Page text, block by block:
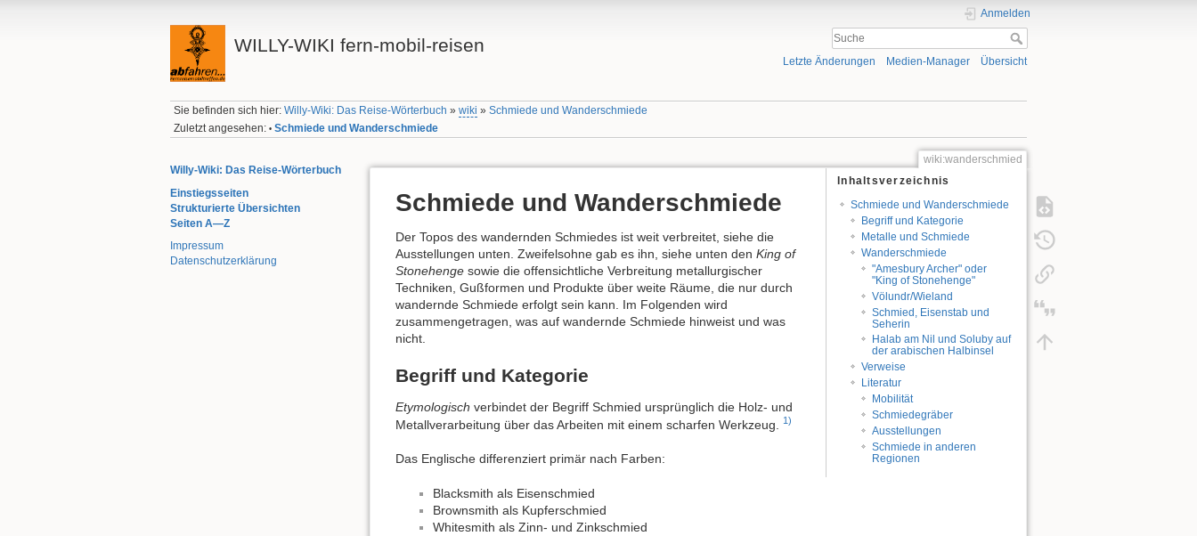
WILLY-WIKI fern-mobil-reisen
Anmelden
Letzte Änderungen Medien-Manager Übersicht
Sie befinden sich hier:Willy-Wiki: Das Reise-Wörterbuch »wiki »Schmiede und Wanderschmiede
Zuletzt angesehen: • Schmiede und Wanderschmiede
Willy-Wiki: Das Reise-Wörterbuch
Einstiegsseiten
Strukturierte Übersichten
Seiten A—Z
Impressum
Datenschutzerklärung
wiki:wanderschmied
Inhaltsverzeichnis
Schmiede und Wanderschmiede
Begriff und Kategorie
Metalle und Schmiede
Wanderschmiede
"Amesbury Archer" oder
"King of Stonehenge"
Völundr/Wieland
Schmied, Eisenstab und
Seherin
Halab am Nil und Soluby auf
der arabischen Halbinsel
Verweise
Literatur
Mobilität
Schmiedegräber
Ausstellungen
Schmiede in anderen
Regionen
Schmiede und Wanderschmiede
Der Topos des wandernden Schmiedes ist weit verbreitet, siehe die
Ausstellungen unten. Zweifelsohne gab es ihn, siehe unten den King of
Stonehenge sowie die offensichtliche Verbreitung metallurgischer
Techniken, Gußformen und Produkte über weite Räume, die nur durch
wandernde Schmiede erfolgt sein kann. Im Folgenden wird
zusammengetragen, was auf wandernde Schmiede hinweist und was
nicht.
Begriff und Kategorie
Etymologisch verbindet der Begriff Schmied ursprünglich die Holz- und
Metallverarbeitung über das Arbeiten mit einem scharfen Werkzeug.
1)
Das Englische differenziert primär nach Farben:
Blacksmith als Eisenschmied
Brownsmith als Kupferschmied
Whitesmith als Zinn- und Zinkschmied